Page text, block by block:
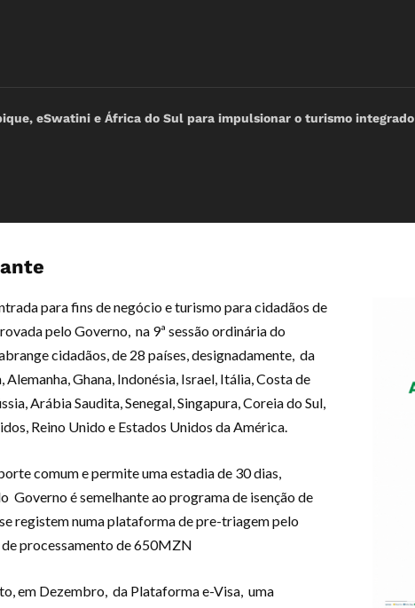
eSwatini e África do Sul para impulsionar o turismo integrado
para fins de negócio e turismo para cidadãos de
pelo Governo, na 9ª sessão ordinária do
cidadãos, de 28 países, designadamente, da
Ghana, Indonésia, Israel, Itália, Costa de
Arábia Saudita, Senegal, Singapura, Coreia do Sul,
Reino Unido e Estados Unidos da América.
comum e permite uma estadia de 30 dias,
Governo é semelhante ao programa de isenção de
registem numa plataforma de pre-triagem pelo
de processamento de 650MZN
em Dezembro, da Plataforma e-Visa, uma